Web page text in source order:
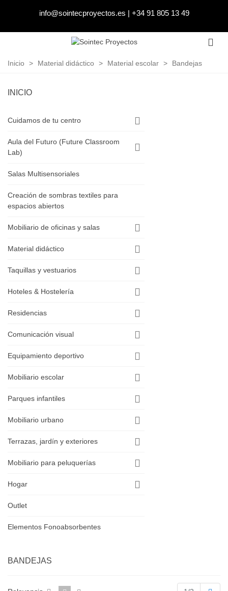
info@sointecproyectos.es | +34 91 805 13 49
Inicio > Material didáctico > Material escolar > Bandejas
INICIO
Cuidamos de tu centro
Aula del Futuro (Future Classroom
Lab)
Salas Multisensoriales
Creación de sombras textiles para
espacios abiertos
Mobiliario de oficinas y salas
Material didáctico
Taquillas y vestuarios
Hoteles & Hostelería
Residencias
Comunicación visual
Equipamiento deportivo
Mobiliario escolar
Parques infantiles
Mobiliario urbano
Terrazas, jardín y exteriores
Mobiliario para peluquerías
Hogar
Outlet
Elementos Fonoabsorbentes
BANDEJAS